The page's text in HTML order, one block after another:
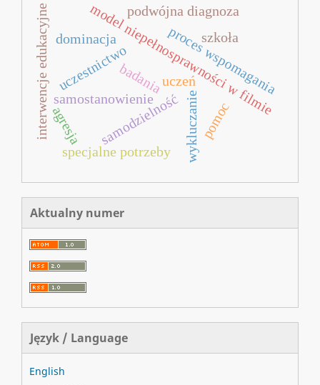
uczestnictwo
model niepełnosprawności w filmie
uczeń
samodzielność
proces wspomagania
samostanowienie
interwencje edukacyjne badania
specjalne potrzeby
pomoc
podwójna diagnoza
dominacja
szkoła
wykluczanie
agresja
Aktualny numer
Język / Language
English